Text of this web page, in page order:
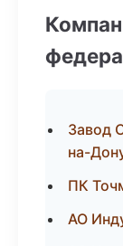
Завод
на-
ПК
АО